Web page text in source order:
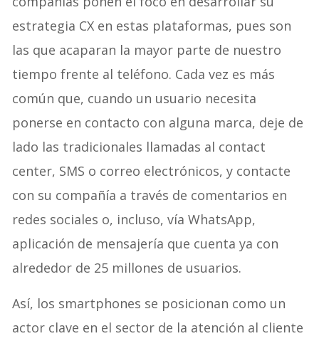
estrategia CX en estas plataformas, pues son
las que acaparan la mayor parte de nuestro
tiempo frente al teléfono. Cada vez es más
común que, cuando un usuario necesita
ponerse en contacto con alguna marca, deje de
lado las tradicionales llamadas al contact
center, SMS o correo electrónicos, y contacte
con su compañía a través de comentarios en
redes sociales o, incluso, vía WhatsApp,
aplicación de mensajería que cuenta ya con
alrededor de 25 millones de usuarios.
Así, los smartphones se posicionan como un
actor clave en el sector de la atención al cliente